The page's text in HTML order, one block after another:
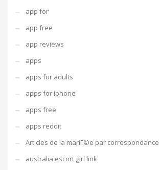
app for
app free
app reviews
apps
apps for adults
apps for iphone
apps free
apps reddit
Articles de la mariГ©e par correspondance
australia escort girl link